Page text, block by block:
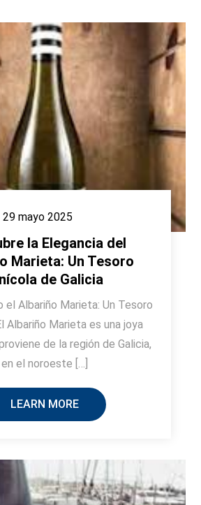
29 mayo 2025
la Elegancia del
Marieta: Un Tesoro
de Galicia
el Albariño Marieta: Un Tesoro
Albariño Marieta es una joya
de la región de Galicia,
en el noroeste […]
LEARN MORE